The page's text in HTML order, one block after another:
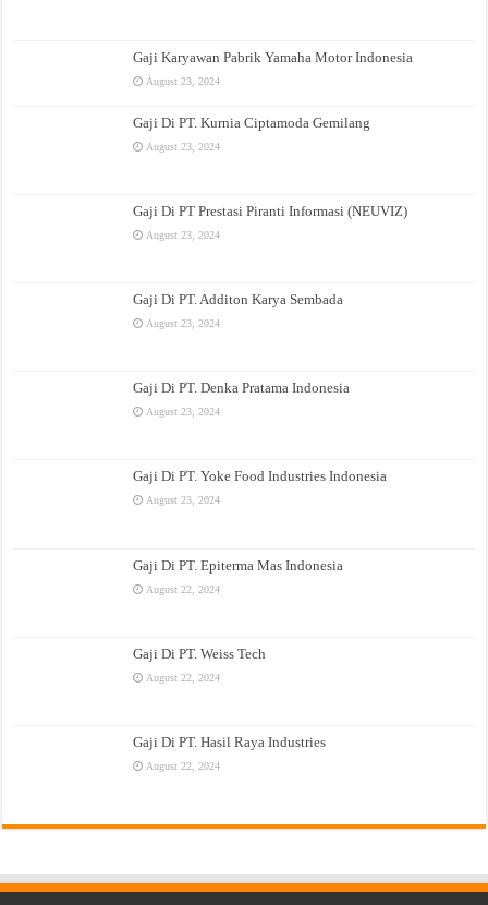
Gaji Karyawan Pabrik Yamaha Motor Indonesia
August 23, 2024
Gaji Di PT. Kurnia Ciptamoda Gemilang
August 23, 2024
Gaji Di PT Prestasi Piranti Informasi (NEUVIZ)
August 23, 2024
Gaji Di PT. Additon Karya Sembada
August 23, 2024
Gaji Di PT. Denka Pratama Indonesia
August 23, 2024
Gaji Di PT. Yoke Food Industries Indonesia
August 23, 2024
Gaji Di PT. Epiterma Mas Indonesia
August 22, 2024
Gaji Di PT. Weiss Tech
August 22, 2024
Gaji Di PT. Hasil Raya Industries
August 22, 2024